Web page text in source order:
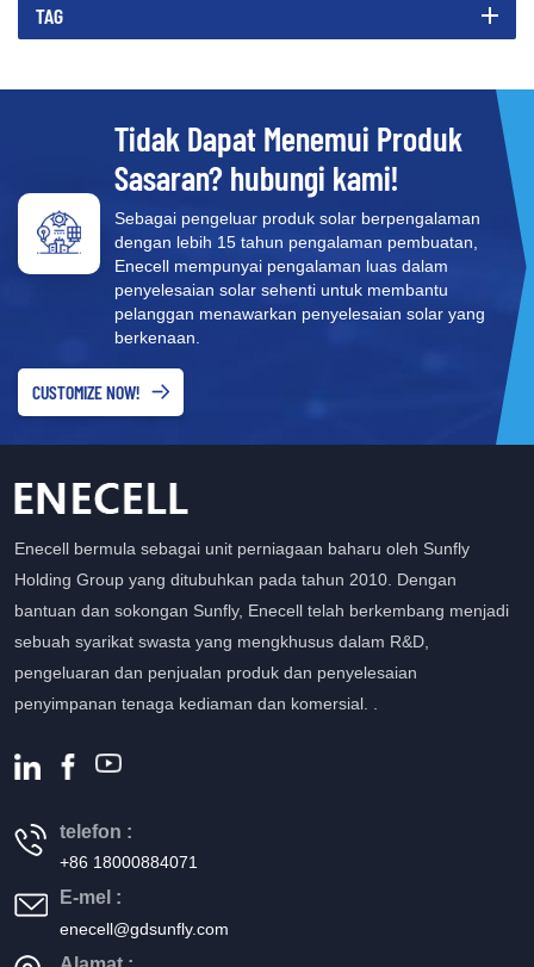
TAG
Tidak Dapat Menemui Produk
Sasaran? hubungi kami!
Sebagai pengeluar produk solar berpengalaman
dengan lebih 15 tahun pengalaman pembuatan,
Enecell mempunyai pengalaman luas dalam
penyelesaian solar sehenti untuk membantu
pelanggan menawarkan penyelesaian solar yang
berkenaan.
CUSTOMIZE NOW!
Enecell bermula sebagai unit perniagaan baharu oleh Sunfly
Holding Group yang ditubuhkan pada tahun 2010. Dengan
bantuan dan sokongan Sunfly, Enecell telah berkembang menjadi
sebuah syarikat swasta yang mengkhusus dalam R&D,
pengeluaran dan penjualan produk dan penyelesaian
penyimpanan tenaga kediaman dan komersial. .
telefon :
+86 18000884071
E-mel :
enecell@gdsunfly.com